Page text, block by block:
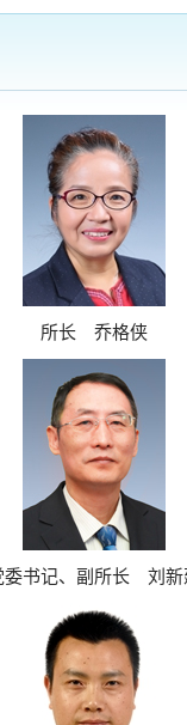
所长 乔格侠
委书记、副所长 刘新